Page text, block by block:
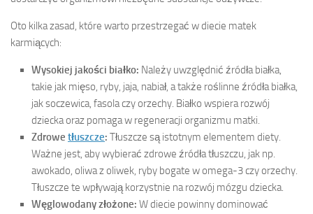
Oto kilka zasad, które warto przestrzegać w diecie matek
karmiących:
Wysokiej jakości białko: Należy uwzględnić źródła białka,
takie jak mięso, ryby, jaja, nabiał, a także roślinne źródła białka,
jak soczewica, fasola czy orzechy. Białko wspiera rozwój
dziecka oraz pomaga w regeneracji organizmu matki.
Zdrowe tłuszcze: Tłuszcze są istotnym elementem diety.
Ważne jest, aby wybierać zdrowe źródła tłuszczu, jak np.
awokado, oliwa z oliwek, ryby bogate w omega-3 czy orzechy.
Tłuszcze te wpływają korzystnie na rozwój mózgu dziecka.
Węglowodany złożone: W diecie powinny dominować